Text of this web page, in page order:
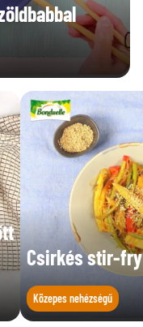
Csirkés stir-fry
Közepes nehézségű